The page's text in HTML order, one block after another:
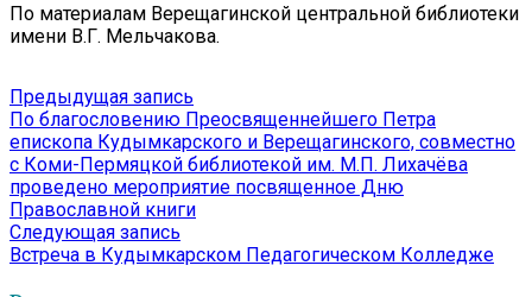
По материалам Верещагинской центральной библиотеки
имени В.Г. Мельчакова.
Навигация
по
записям
Предыдущая запись
запись:
По благословению Преосвященнейшего Петра
епископа Кудымкарского и Верещагинского, совместно
с Коми-Пермяцкой библиотекой им. М.П. Лихачёва
проведено мероприятие посвященное Дню
Православной книги
Следующая запись
запись:
Встреча в Кудымкарском Педагогическом Колледже